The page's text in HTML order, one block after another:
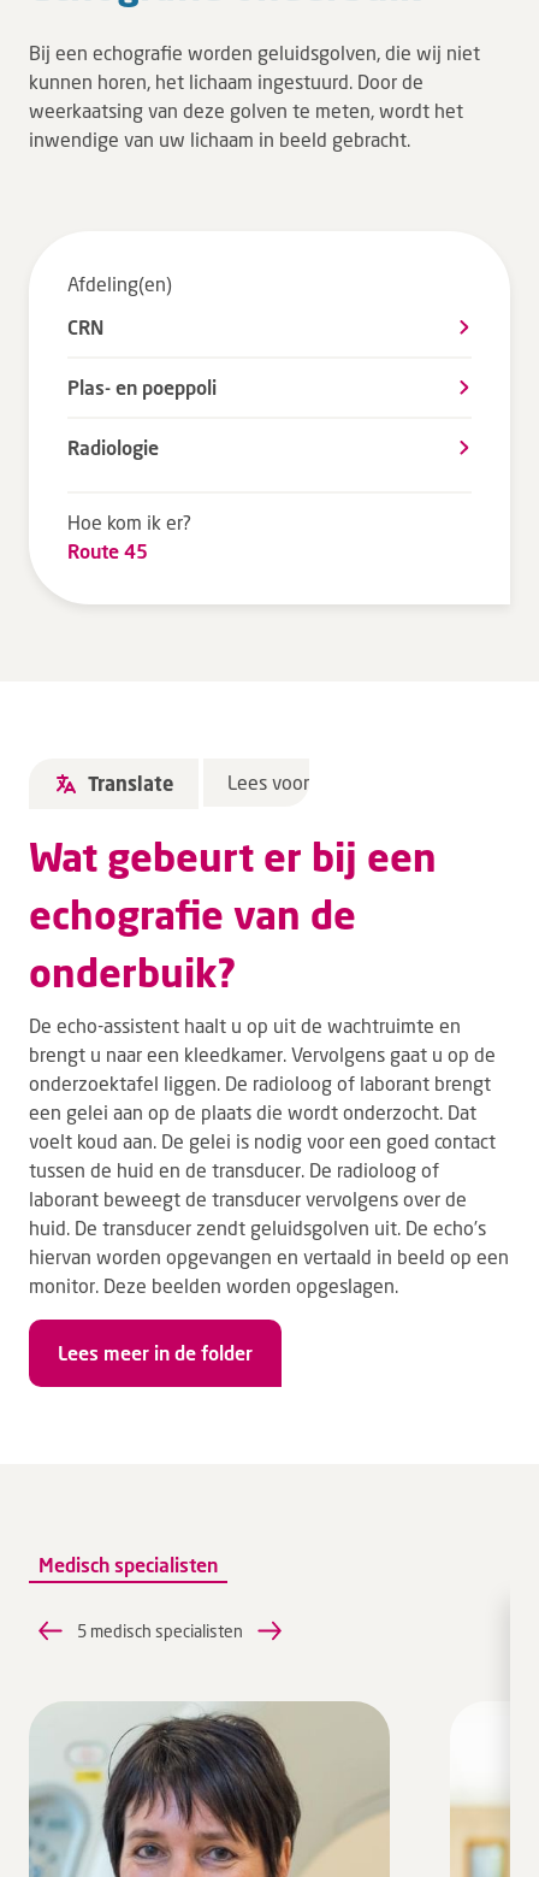
Uw ervaring telt
Uw gegevens
Wachttijden
Werken bij DZ
MijnDZ
Bij een echografie worden geluidsgolven, die wij niet
kunnen horen, het lichaam ingestuurd. Door de
weerkaatsing van deze golven te meten, wordt het
inwendige van uw lichaam in beeld gebracht.
Afdeling(en)
CRN
Plas- en poeppoli
Radiologie
Hoe kom ik er?
Route 45
Translate Lees voor
Wat gebeurt er bij een
echografie van de
onderbuik?
De echo-assistent haalt u op uit de wachtruimte en
brengt u naar een kleedkamer. Vervolgens gaat u op de
onderzoektafel liggen. De radioloog of laborant brengt
een gelei aan op de plaats die wordt onderzocht. Dat
voelt koud aan. De gelei is nodig voor een goed contact
tussen de huid en de transducer. De radioloog of
laborant beweegt de transducer vervolgens over de
huid. De transducer zendt geluidsgolven uit. De echo’s
hiervan worden opgevangen en vertaald in beeld op een
monitor. Deze beelden worden opgeslagen.
Lees meer in de folder
Medisch specialisten
5 medisch specialisten